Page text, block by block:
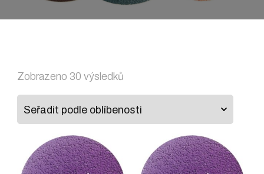
Zobrazeno 30 výsledků
podle
oblíbenosti